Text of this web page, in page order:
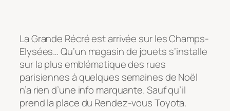
La Grande Récré est arrivée sur les Champs-
Elysées… Qu’un magasin de jouets s’installe
sur la plus emblématique des rues
parisiennes à quelques semaines de Noël
n’a rien d’une info marquante. Sauf qu’il
prend la place du Rendez-vous Toyota.